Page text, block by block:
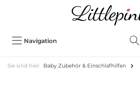
Navigation
Sie sind hier: Baby Zubehör & Einschlafhilfen